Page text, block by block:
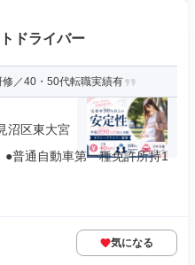
ドライバー
／40・50代転職実績有
沼区東大宮
普通自動車第一種免許所持1
気になる